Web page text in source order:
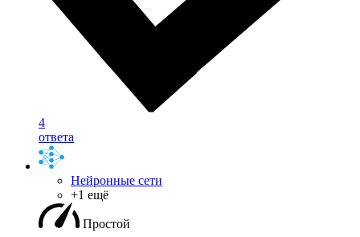
4
ответа
Нейронные сети
+1 ещё
Простой